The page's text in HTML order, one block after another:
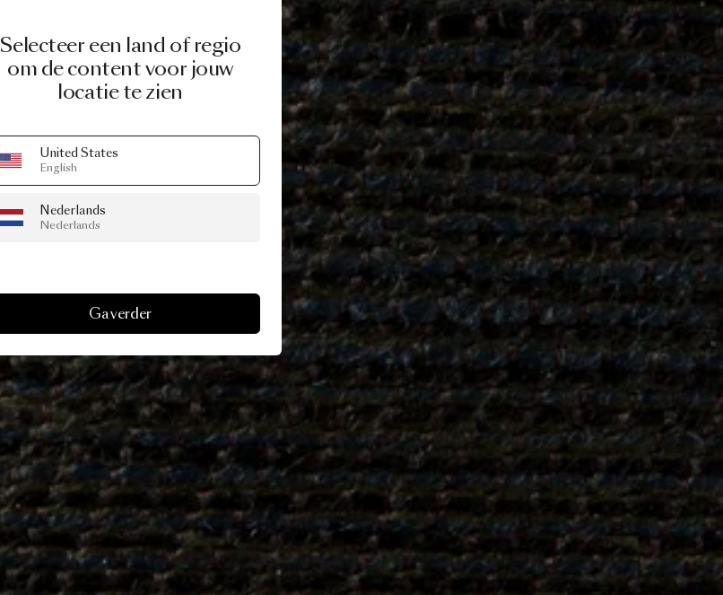
Selecteer een land of regio
om de content voor jouw
locatie te zien
United States
English
Nederlands
Nederlands
Ga verder